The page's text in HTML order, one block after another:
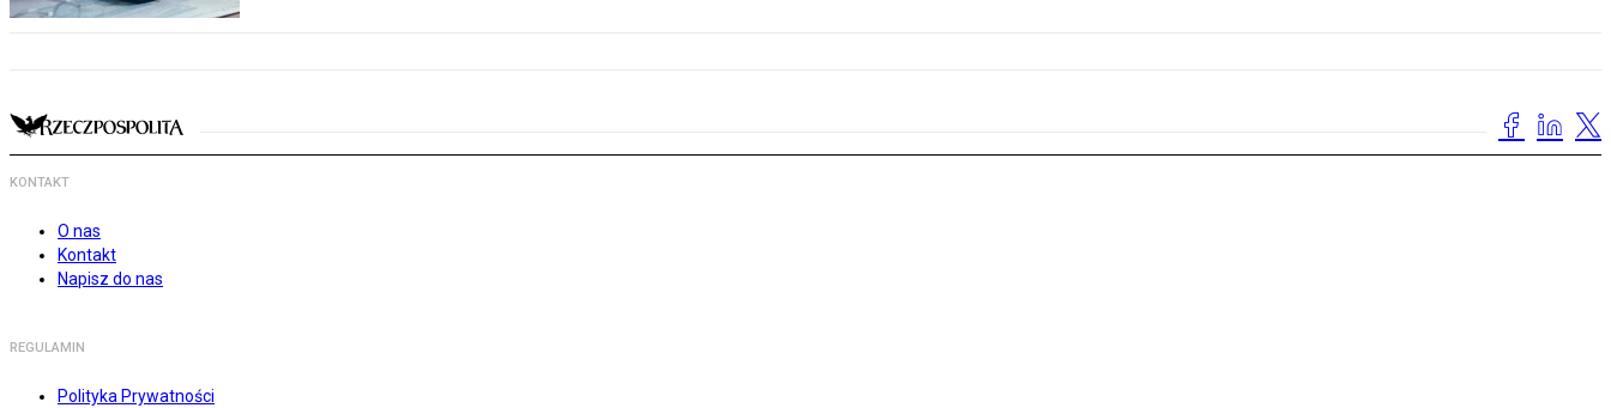
KONTAKT
O nas
Kontakt
Napisz do nas
REGULAMIN
Polityka Prywatności